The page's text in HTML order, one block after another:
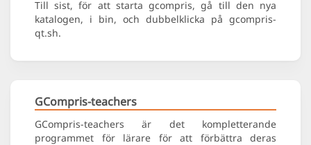
Till sist, för att starta gcompris, gå till den nya
katalogen, i bin, och dubbelklicka på gcompris-
qt.sh.
GCompris-teachers
GCompris-teachers är det kompletterande
programmet för lärare för att förbättra deras